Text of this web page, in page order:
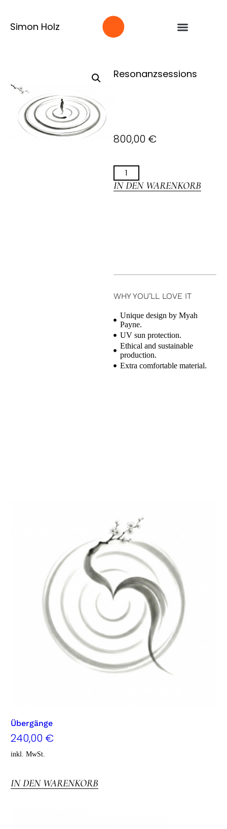
Simon Holz
Resonanzsessions
800,00 €
IN DEN WARENKORB
WHY YOU’LL LOVE IT
Unique design by Myah
Payne.
UV sun protection.
Ethical and sustainable
production.
Extra comfortable material.
Übergänge
240,00 €
inkl. MwSt.
IN DEN WARENKORB